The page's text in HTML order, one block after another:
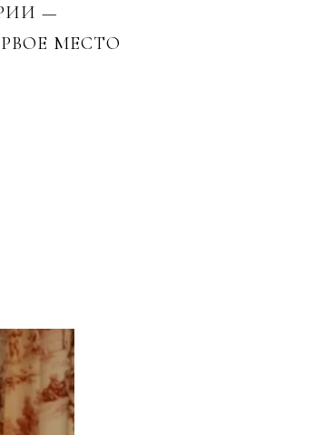
—
МЕСТО